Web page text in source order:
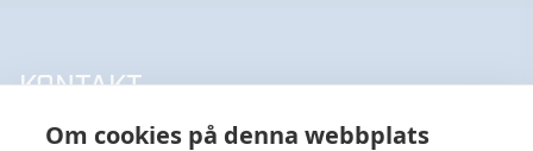
Om cookies på denna webbplats
KONTAKT
UPPSALA HANDELSSTÅL AB